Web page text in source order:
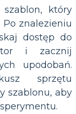
który
znalezieniu
dostęp do
i zacznij
upodobań.
sprzętu
szablonu, aby